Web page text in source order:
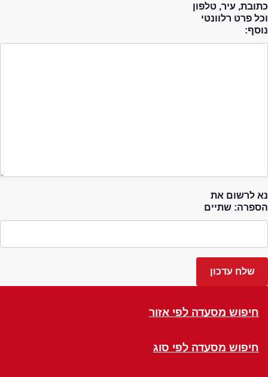
כתובת, עיר, טלפון
וכל פרט רלוונטי
נוסף:
נא לרשום את
הספרה: שתיים
חיפוש מסעדה לפי אזור
חיפוש מסעדה לפי סוג